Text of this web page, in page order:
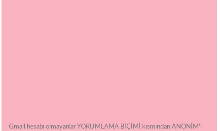
Gmail hesabı olmayanlar YORUMLAMA BİÇİMİ kısmından ANONİM'i